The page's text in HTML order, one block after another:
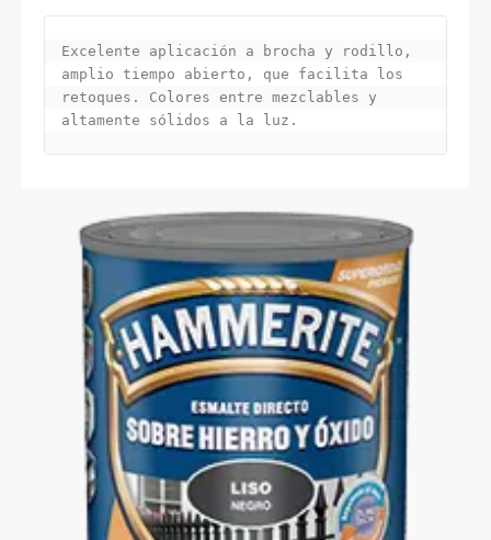
Excelente aplicación a brocha y rodillo,
amplio tiempo abierto, que facilita los
retoques. Colores entre mezclables y
altamente sólidos a la luz.